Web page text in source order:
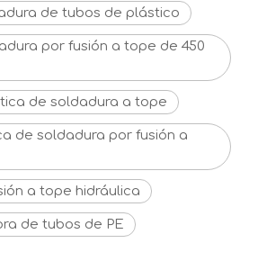
de tubos de plástico
por fusión a tope de 450
de soldadura a tope
de soldadura por fusión a
a tope hidráulica
de tubos de PE